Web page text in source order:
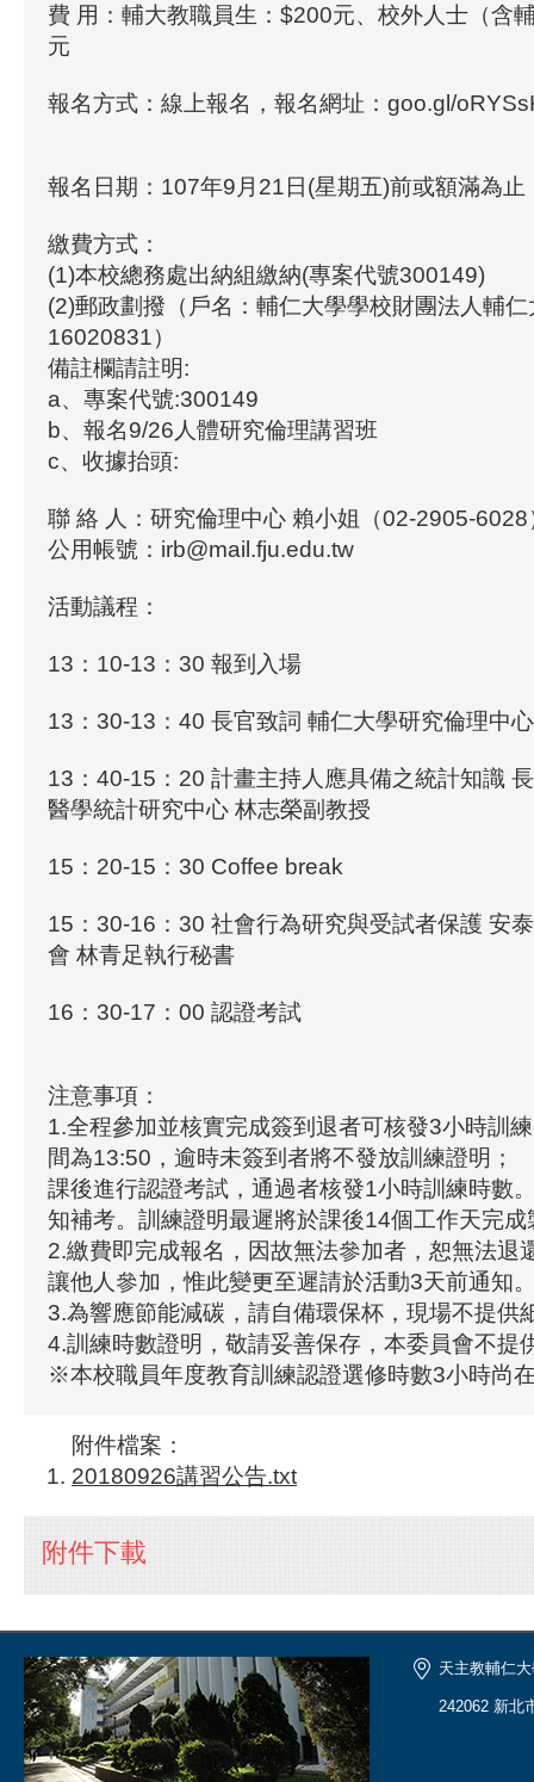
費 用：輔大教職員生：$200元、校外人士（含
元
報名方式：線上報名，報名網址：goo.gl/
報名日期：107年9月21日(星期五)前或額滿為止
繳費方式：
(1)本校總務處出納組繳納(專案代號300149)
(2)郵政劃撥（戶名：輔仁大學學校財團法人輔
16020831）
備註欄請註明:
a、專案代號:300149
b、報名9/26人體研究倫理講習班
c、收據抬頭:
聯 絡 人：研究倫理中心 賴小姐（02-2905-6028
公用帳號：irb@mail.fju.edu.tw
活動議程：
13：10-13：30 報到入場
13：30-13：40 長官致詞 輔仁大學研究倫理中
13：40-15：20 計畫主持人應具備之統計知識
醫學統計研究中心 林志榮副教授
15：20-15：30 Coffee break
15：30-16：30 社會行為研究與受試者保護 安
會 林青足執行秘書
16：30-17：00 認證考試
注意事項：
1.全程參加並核實完成簽到退者可核發3小時訓
間為13:50，逾時未簽到者將不發放訓練證明；
課後進行認證考試，通過者核發1小時訓練時數
知補考。訓練證明最遲將於課後14個工作天完成
2.繳費即完成報名，因故無法參加者，恕無法退
讓他人參加，惟此變更至遲請於活動3天前通知
3.為響應節能減碳，請自備環保杯，現場不提供
4.訓練時數證明，敬請妥善保存，本委員會不提
※本校職員年度教育訓練認證選修時數3小時尚
附件檔案：
20180926講習公告.txt
附件下載
天主教輔仁
242062 新北